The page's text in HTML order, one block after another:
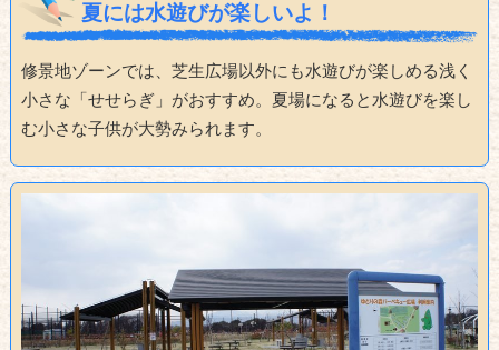
夏には水遊びが楽しいよ！
修景地ゾーンでは、芝生広場以外にも水遊びが楽しめる浅く
小さな「せせらぎ」がおすすめ。夏場になると水遊びを楽し
む小さな子供が大勢みられます。